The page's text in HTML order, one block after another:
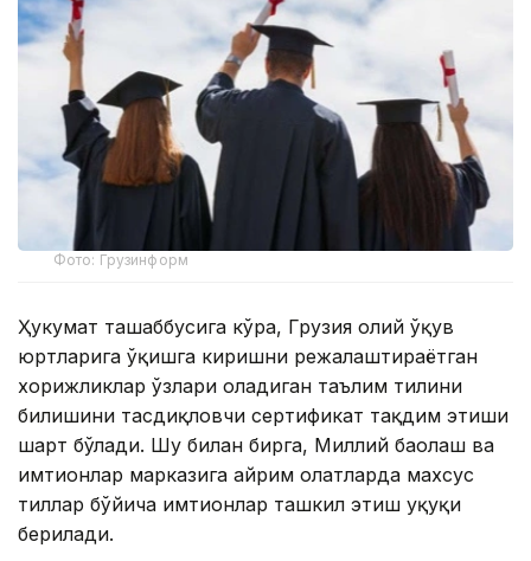
Фото: Грузинформ
Ҳукумат ташаббусига кўра, Грузия олий ўқув
юртларига ўқишга киришни режалаштираётган
хорижликлар ўзлари оладиган таълим тилини
билишини тасдиқловчи сертификат тақдим этиши
шарт бўлади. Шу билан бирга, Миллий баҳолаш ва
имтиҳонлар марказига айрим ҳолатларда махсус
тиллар бўйича имтиҳонлар ташкил этиш ҳуқуқи
берилади.